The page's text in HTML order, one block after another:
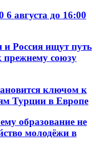
августа до 16:00
Россия ищут путь
прежнему союзу
ключом к
Турции в Европе
образование не
молодёжи в